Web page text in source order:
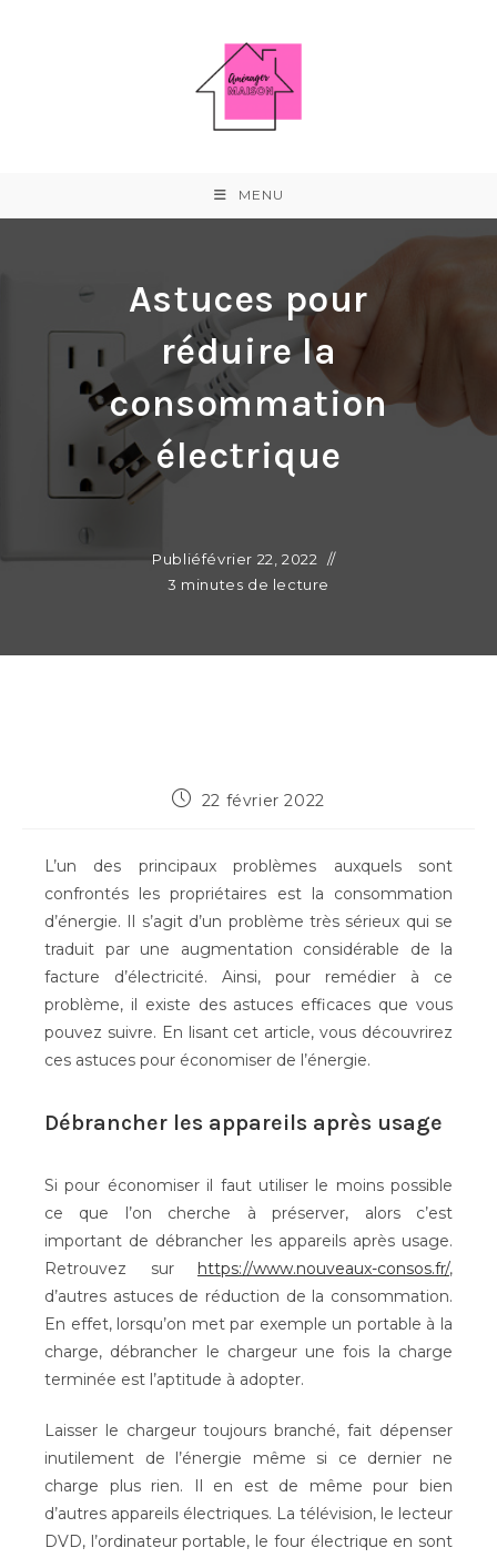
MENU
Astuces pour
réduire la
consommation
électrique
Publiéfévrier 22, 2022
3 minutes de lecture
Publication
22 février 2022
L’un des principaux problèmes auxquels sont
confrontés les propriétaires est la consommation
d’énergie. Il s’agit d’un problème très sérieux qui se
traduit par une augmentation considérable de la
facture d’électricité. Ainsi, pour remédier à ce
problème, il existe des astuces efficaces que vous
pouvez suivre. En lisant cet article, vous découvrirez
ces astuces pour économiser de l’énergie.
Débrancher les appareils après usage
Si pour économiser il faut utiliser le moins possible
ce que l’on cherche à préserver, alors c’est
important de débrancher les appareils après usage.
Retrouvez sur https://www.nouveaux-consos.fr/,
d’autres astuces de réduction de la consommation.
En effet, lorsqu’on met par exemple un portable à la
charge, débrancher le chargeur une fois la charge
terminée est l’aptitude à adopter.
Laisser le chargeur toujours branché, fait dépenser
inutilement de l’énergie même si ce dernier ne
charge plus rien. Il en est de même pour bien
d’autres appareils électriques. La télévision, le lecteur
DVD, l’ordinateur portable, le four électrique en sont